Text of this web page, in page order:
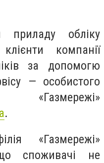
приладу обліку
компанії
за допомогю
— особистого
.
«Газмережі»
споживачі не